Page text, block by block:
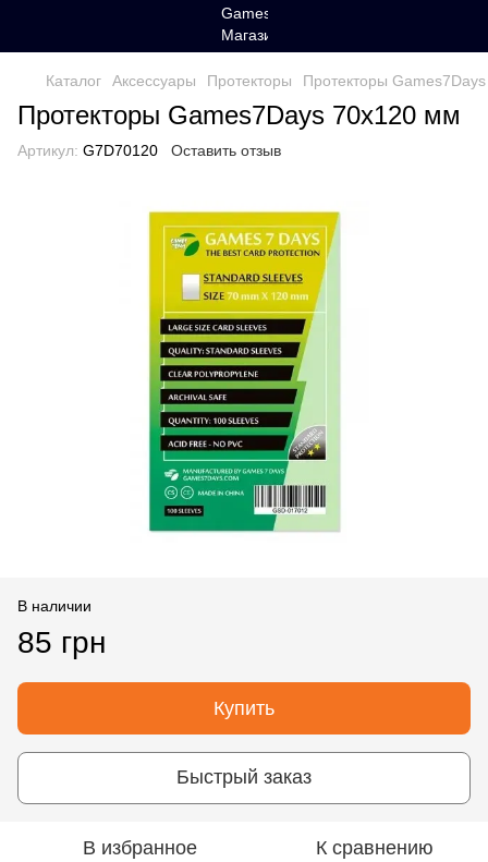
Каталог Аксессуары Протекторы Протекторы
Протекторы Games7Days 70x120 мм
Артикул: G7D70120 Оставить отзыв
В наличии
85 грн
Купить
Быстрый заказ
В избранное К сравнению